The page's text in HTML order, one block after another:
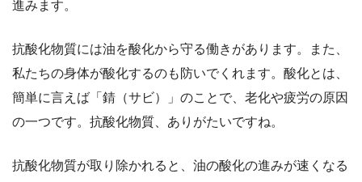
進みます。
抗酸化物質には油を酸化から守る働きがあります。また、
私たちの身体が酸化するのも防いでくれます。酸化とは、
簡単に言えば「錆（サビ）」のことで、老化や疲労の原因
の一つです。抗酸化物質、ありがたいですね。
抗酸化物質が取り除かれると、油の酸化の進みが速くなる